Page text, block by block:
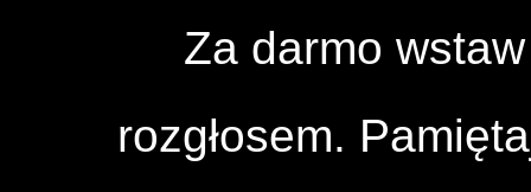
Za darmo
rozgłosem.